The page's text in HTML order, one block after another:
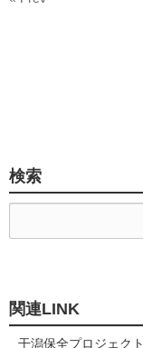
検索
関連LINK
干潟保全プロジェクト